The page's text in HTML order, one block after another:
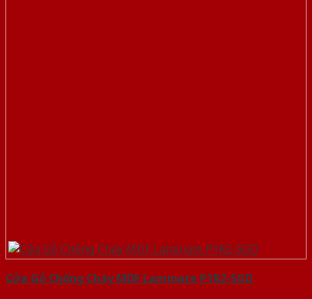
Cửa Gỗ Chống Cháy MDF Laminate P1R2-SGD